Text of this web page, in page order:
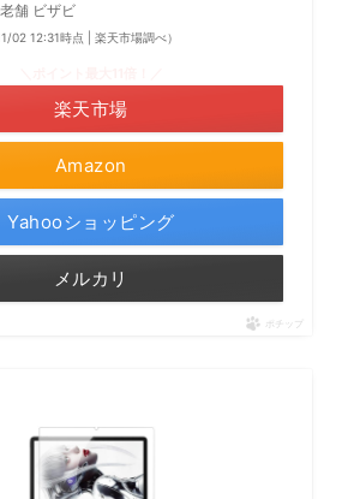
舗 ビザビ
02 12:31時点 | 楽天市場調べ）
Amazon
楽天市場
Yahooショッピング
メルカリ
ポチップ